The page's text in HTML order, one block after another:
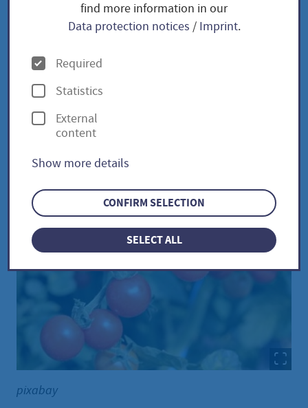
Rote Ribisel / Solanum
pimpinellifolium
Tomate Rote Ribisel / Solanum
pimpinellifolium
pixabay
find more information in our
Data protection notices / Imprint.
O
p
t
i
n
s
Required
Statistics
External
content
Show more details
CONFIRM SELECTION
SELECT ALL